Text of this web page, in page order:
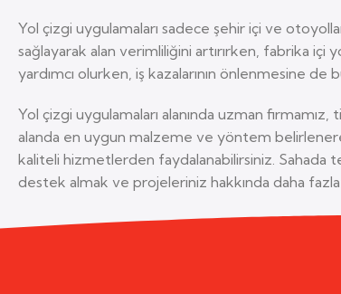
Yol çizgi uygulamaları sadece şehir içi ve
sağlayarak alan verimliliğini artırırken, fabrika içi
yardımcı olurken, iş kazalarının önlenmesine de
Yol çizgi uygulamaları alanında uzman
alanda en uygun malzeme ve yöntem
kaliteli hizmetlerden faydalanabilirsiniz. Sahada
destek almak ve projeleriniz hakkında daha